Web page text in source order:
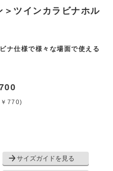
ツインカラビナホル
ナ仕様で様々な場面で使える
770)
サイズガイドを見る